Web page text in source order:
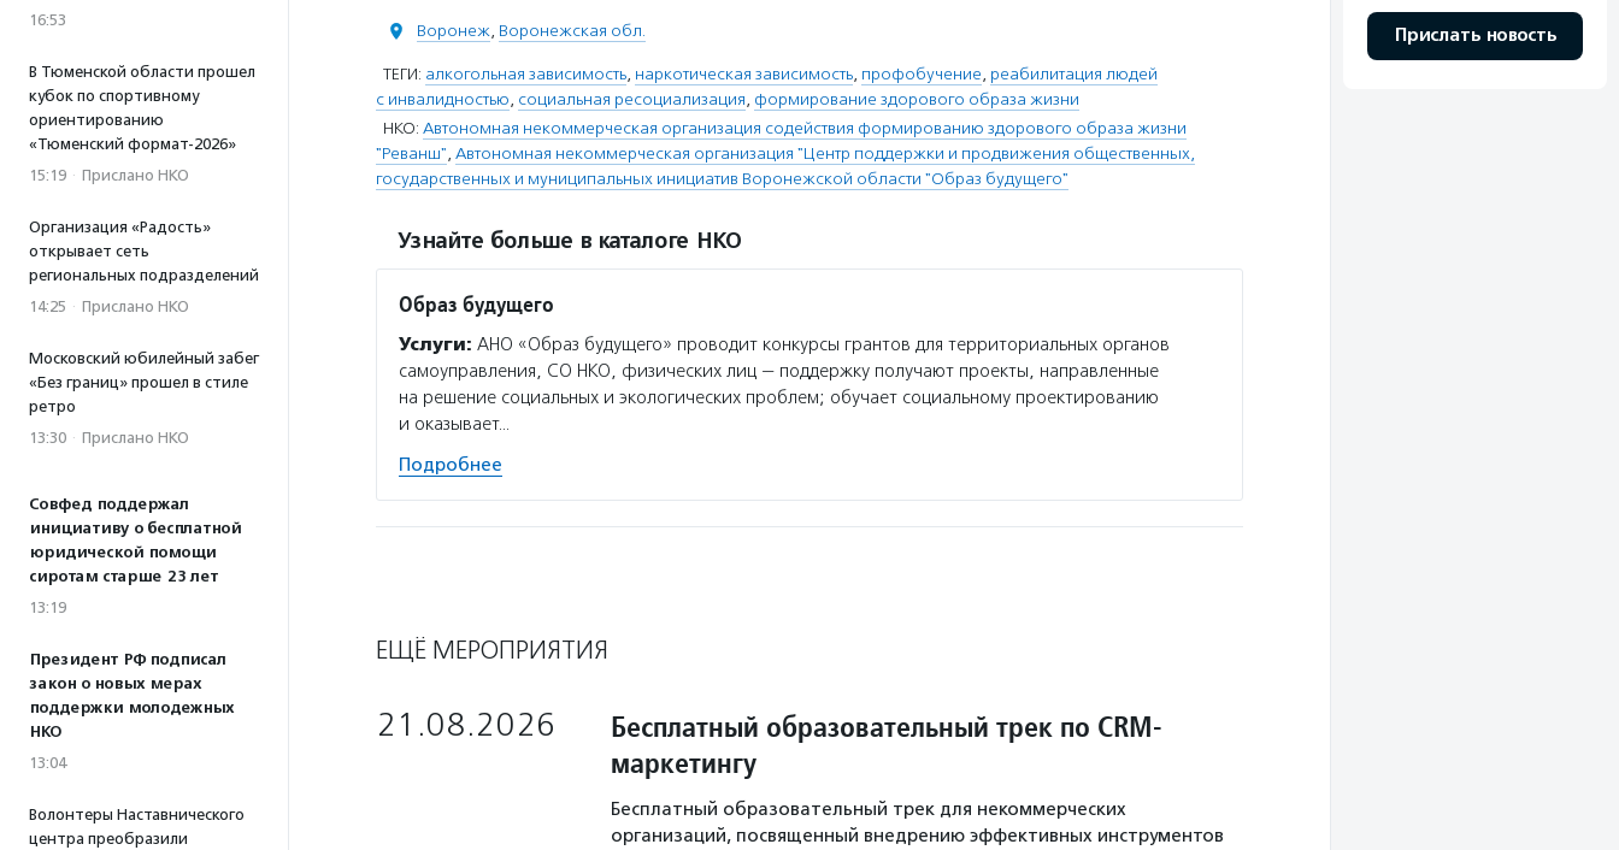
16:53
В Тюменской области прошел
кубок по спортивному
ориентированию
«Тюменский формат-2026»
15:19 · Прислано НКО
Организация «Радость»
открывает сеть
региональных подразделений
14:25 · Прислано НКО
Московский юбилейный забег
«Без границ» прошел в стиле
ретро
13:30 · Прислано НКО
Совфед поддержал
инициативу о бесплатной
юридической помощи
сиротам старше 23 лет
13:19
Президент РФ подписал
закон о новых мерах
поддержки молодежных
НКО
13:04
Волонтеры Наставнического
центра преобразили
Воронеж, Воронежская обл.
ТЕГИ: алкогольная зависимость, наркотическая зависимость, профобучение, реабилитация людей
с инвалидностью, социальная ресоциализация, формирование здорового образа жизни
НКО: Автономная некоммерческая организация содействия формированию здорового образа жизни
"Реванш", Автономная некоммерческая организация "Центр поддержки и продвижения общественных,
государственных и муниципальных инициатив Воронежской области "Образ будущего"
Узнайте больше в каталоге НКО
Образ будущего
Услуги: АНО «Образ будущего» проводит конкурсы грантов для территориальных органов
самоуправления, СО НКО, физических лиц — поддержку получают проекты, направленные
на решение социальных и экологических проблем; обучает социальному проектированию
и оказывает…
Подробнее
ЕЩЁ МЕРОПРИЯТИЯ
21.08.2026
Бесплатный образовательный трек по CRM-
маркетингу
Бесплатный образовательный трек для некоммерческих
организаций, посвященный внедрению эффективных инструментов
Прислать новость